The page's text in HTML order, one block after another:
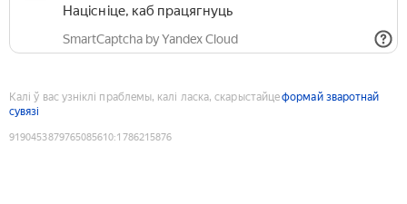
Націсніце, каб працягнуць
SmartCaptcha by Yandex Cloud
Калі ў вас узніклі праблемы, калі ласка, скарыстайцеформай зваротнай
сувязі
9190453879765085610:1786215876